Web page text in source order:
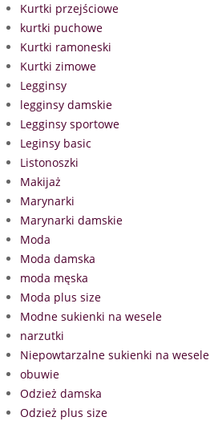
Kurtki przejściowe
kurtki puchowe
Kurtki ramoneski
Kurtki zimowe
Legginsy
legginsy damskie
Legginsy sportowe
Leginsy basic
Listonoszki
Makijaż
Marynarki
Marynarki damskie
Moda
Moda damska
moda męska
Moda plus size
Modne sukienki na wesele
narzutki
Niepowtarzalne sukienki na wesele
obuwie
Odzież damska
Odzież plus size